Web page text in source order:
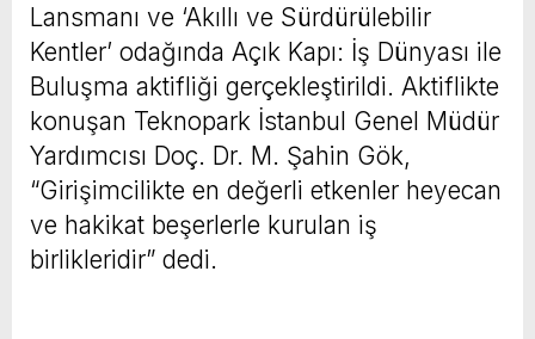
Lansmanı ve ‘Akıllı ve Sürdürülebilir
Kentler’ odağında Açık Kapı: İş Dünyası ile
Buluşma aktifliği gerçekleştirildi. Aktiflikte
konuşan Teknopark İstanbul Genel Müdür
Yardımcısı Doç. Dr. M. Şahin Gök,
“Girişimcilikte en değerli etkenler heyecan
ve hakikat beşerlerle kurulan iş
birlikleridir” dedi.